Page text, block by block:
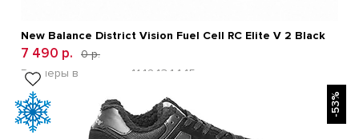
New Balance District Vision Fuel Cell RC Elite V 2 Black
7 490 р.
0 р.
Размеры в наличии:
41 42 43 44 45
-53%